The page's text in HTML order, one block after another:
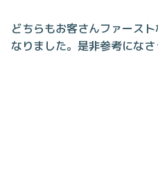
どちらもお客さんファース
なりました。是非参考になさ